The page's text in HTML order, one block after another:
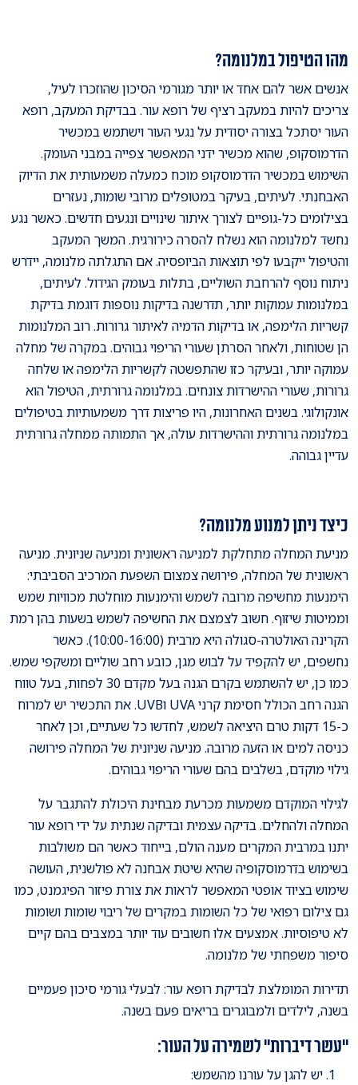
מהו הטיפול במלנומה?
אנשים אשר להם אחד או יותר מגורמי הסיכון שהוזכרו לעיל,
צריכים להיות במעקב רציף של רופא עור. בבדיקת המעקב, רופא
העור יסתכל בצורה יסודית על נגעי העור וישתמש במכשיר
הדרמוסקופ, שהוא מכשיר ידני המאפשר צפייה במבני העומק.
השימוש במכשיר הדרמוסקופ מוכח כמעלה משמעותית את הדיוק
האבחנתי. לעיתים, בעיקר במטופלים מרובי שומות, נעזרים
בצילומים כל-גופיים לצורך איתור שינויים ונגעים חדשים. כאשר נגע
נחשד למלנומה הוא נשלח להסרה כירורגית. המשך המעקב
והטיפול ייקבעו לפי תוצאות הביופסיה. אם התגלתה מלנומה, יידרש
ניתוח נוסף להרחבת השוליים, בתלות בעומק הגידול. לעיתים,
במלנומות עמוקות יותר, תדרשנה בדיקות נוספות דוגמת בדיקת
קשריות הלימפה, או בדיקות הדמיה לאיתור גרורות. רוב המלנומות
הן שטוחות, ולאחר הסרתן שעורי הריפוי גבוהים. במקרה של מחלה
עמוקה יותר, ובעיקר כזו שהתפשטה לקשריות הלימפה או שלחה
גרורות, שעורי ההישרדות צונחים. במלנומה גרורתית, הטיפול הוא
אונקולוגי. בשנים האחרונות, היו פריצות דרך משמעותיות בטיפולים
במלנומה גרורתית וההישרדות עולה, אך התמותה ממחלה גרורתית
עדיין גבוהה.
כיצד ניתן למנוע מלנומה?
מניעת המחלה מתחלקת למניעה ראשונית ומניעה שניונית. מניעה
ראשונית של המחלה, פירושה צמצום השפעת המרכיב הסביבתי:
הימנעות מחשיפה מרובה לשמש והימנעות מוחלטת מכוויות שמש
וממיטות שיזוף. חשוב לצמצם את החשיפה לשמש בשעות בהן רמת
הקרינה האולטרה-סגולה היא מרבית (10:00-16:00). כאשר
נחשפים, יש להקפיד על לבוש מגן, כובע רחב שוליים ומשקפי שמש.
כמו כן, יש להשתמש בקרם הגנה בעל מקדם 30 לפחות, בעל טווח
הגנה רחב הכולל חסימת קרני UVA וUVB. את התכשיר יש למרוח
כ-15 דקות טרם היציאה לשמש, לחדשו כל שעתיים, וכן לאחר
כניסה למים או הזעה מרובה. מניעה שניונית של המחלה פירושה
גילוי מוקדם, בשלבים בהם שעורי הריפוי גבוהים.
לגילוי המוקדם משמעות מכרעת מבחינת היכולת להתגבר על
המחלה ולהחלים. בדיקה עצמית ובדיקה שנתית על ידי רופא עור
יתנו במרבית המקרים מענה הולם, בייחוד כאשר הם משולבות
בשימוש בדרמוסקופיה שהיא שיטת אבחנה לא פולשנית, העושה
שימוש בציוד אופטי המאפשר לראות את צורת פיזור הפיגמנט, כמו
גם צילום רפואי של כל השומות במקרים של ריבוי שומות ושומות
לא טיפוסיות. אמצעים אלו חשובים עוד יותר במצבים בהם קיים
סיפור משפחתי של מלנומה.
תדירות המומלצת לבדיקת רופא עור: לבעלי גורמי סיכון פעמיים
בשנה, לילדים ולמבוגרים בריאים פעם בשנה.
"עשר דיברות" לשמירה על העור:
יש להגן על עורנו מהשמש: